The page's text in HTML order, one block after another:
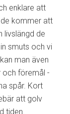
enklare att
kommer att
livslängd de
smuts och vi
man även
och föremål -
spår. Kort
att golv
tiden.